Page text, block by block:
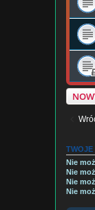
TWOJE
Nie
Nie
Nie
Nie